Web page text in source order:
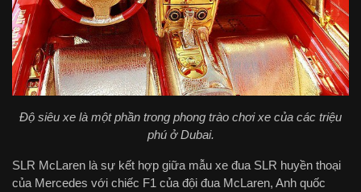
Độ siêu xe là một phần trong phong trào chơi xe của các triệu
phú ở Dubai.
SLR McLaren là sự kết hợp giữa mẫu xe đua SLR huyền thoại
của Mercedes với chiếc F1 của đội đua McLaren, Anh quốc